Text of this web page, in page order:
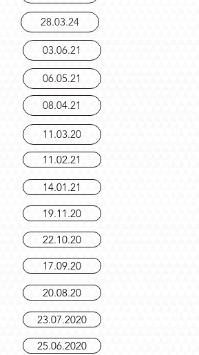
28.03.24
03.06.21
06.05.21
08.04.21
11.03.20
11.02.21
14.01.21
19.11.20
22.10.20
17.09.20
20.08.20
23.07.2020
25.06.2020